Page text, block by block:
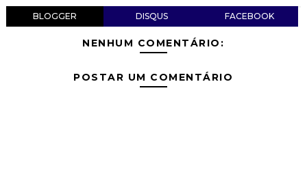
BLOGGER DISQUS FACEBOOK
NENHUM COMENTÁRIO:
POSTAR UM COMENTÁRIO